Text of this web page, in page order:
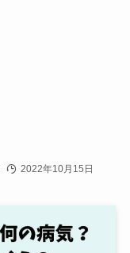
2022年10月15日